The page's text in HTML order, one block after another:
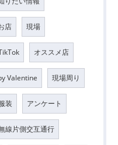
店 現場
オススメ店
Valentine 現場周り
装 アンケート
線片側交互通行